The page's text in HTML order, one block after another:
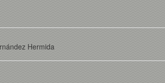
Hermida